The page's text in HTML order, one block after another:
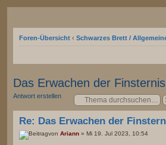
Foren-Übersicht ‹ Schwarzes Brett /
Das Erwachen der
Antwort erstellen
Re: Das Erwachen der
von Ariann » Mi 19. Jul 2023, 10:54